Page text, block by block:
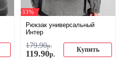
-33%
Рюкзак универсальный
Интер
179.90р.
119.90р.
Купить